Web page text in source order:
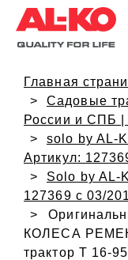
Главная
Садовые
России и СПБ
solo by AL-
Артикул:
Solo by AL-
127369 с 03/
КОЛЕСА
трактор T 16-